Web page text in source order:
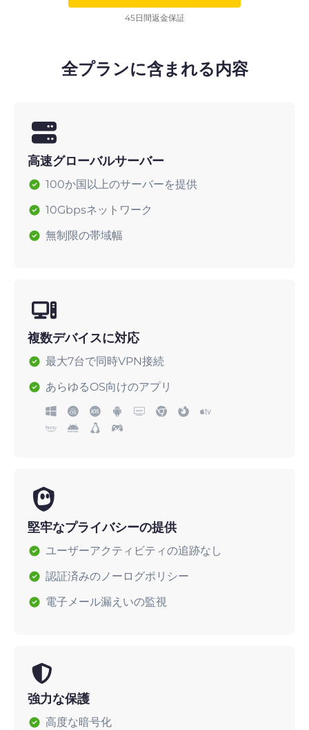
45日間返金保証
全プランに含まれる内容
高速グローバルサーバー
100か国以上のサーバーを提供
10Gbpsネットワーク
無制限の帯域幅
複数デバイスに対応
最大7台で同時VPN接続
あらゆるOS向けのアプリ
堅牢なプライバシーの提供
ユーザーアクティビティの追跡なし
認証済みのノーログポリシー
電子メール漏えいの監視
強力な保護
高度な暗号化